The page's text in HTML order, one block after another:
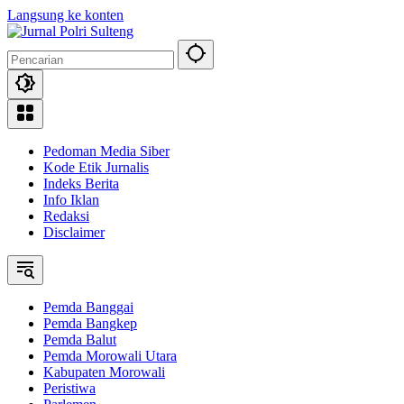
Langsung ke konten
Pedoman Media Siber
Kode Etik Jurnalis
Indeks Berita
Info Iklan
Redaksi
Disclaimer
Pemda Banggai
Pemda Bangkep
Pemda Balut
Pemda Morowali Utara
Kabupaten Morowali
Peristiwa